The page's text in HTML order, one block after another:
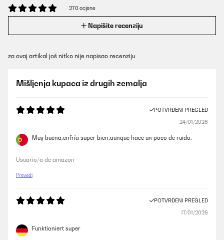
270 ocjene
Napišite recenziju
za ovaj artikal još nitko nije napisao recenziju
Mišljenja kupaca iz drugih zemalja
POTVRĐENI PREGLED
24/01/2026
Muy buena,enfría super bien,aunque hace un poco de ruido.
Usuario/a de amazon
Prevedi
POTVRĐENI PREGLED
17/01/2026
Funktioniert super